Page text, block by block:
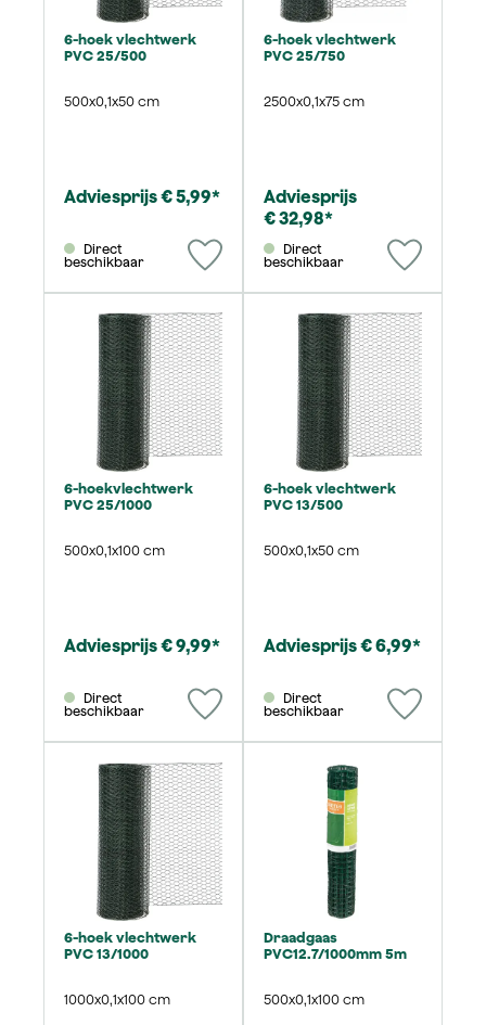
6-hoek vlechtwerk
PVC 25/500
500x0,1x50 cm
Adviesprijs € 5,99*
beschikbaar
6-hoek vlechtwerk
PVC 25/750
2500x0,1x75 cm
Adviesprijs
€ 32,98*
beschikbaar
6-hoekvlechtwerk
PVC 25/1000
500x0,1x100 cm
Adviesprijs € 9,99*
beschikbaar
6-hoek vlechtwerk
PVC 13/500
500x0,1x50 cm
Adviesprijs € 6,99*
beschikbaar
6-hoek vlechtwerk
PVC 13/1000
1000x0,1x100 cm
Draadgaas
PVC12.7/1000mm 5m
500x0,1x100 cm